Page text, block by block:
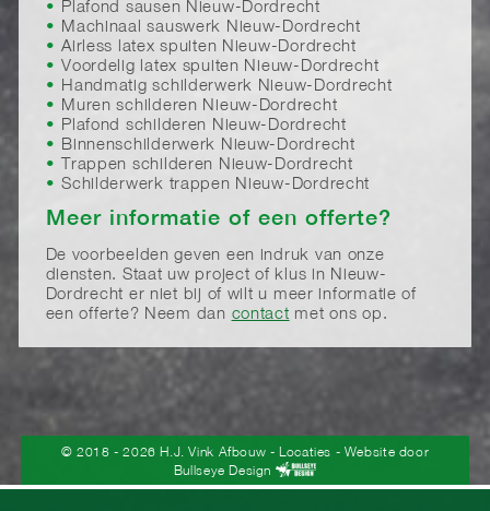
Plafond sausen Nieuw-Dordrecht
Machinaal sauswerk Nieuw-Dordrecht
Airless latex spuiten Nieuw-Dordrecht
Voordelig latex spuiten Nieuw-Dordrecht
Handmatig schilderwerk Nieuw-Dordrecht
Muren schilderen Nieuw-Dordrecht
Plafond schilderen Nieuw-Dordrecht
Binnenschilderwerk Nieuw-Dordrecht
Trappen schilderen Nieuw-Dordrecht
Schilderwerk trappen Nieuw-Dordrecht
Meer informatie of een offerte?
De voorbeelden geven een indruk van onze
diensten. Staat uw project of klus in Nieuw-
Dordrecht er niet bij of wilt u meer informatie of
een offerte? Neem dan contact met ons op.
© 2018 - 2026 H.J. Vink Afbouw - Locaties - Website door
Bullseye Design